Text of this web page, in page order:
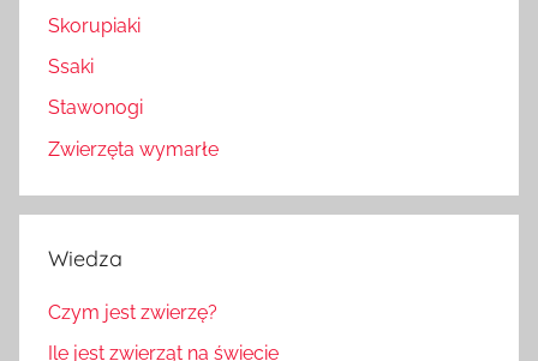
Skorupiaki
Ssaki
Stawonogi
Zwierzęta wymarłe
Wiedza
Czym jest zwierzę?
Ile jest zwierząt na świecie